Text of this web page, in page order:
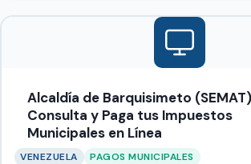
Alcaldía de Barquisimeto
Consulta y Paga tus Impuestos
Municipales en Línea
VENEZUELA PAGOS MUNICIPALES